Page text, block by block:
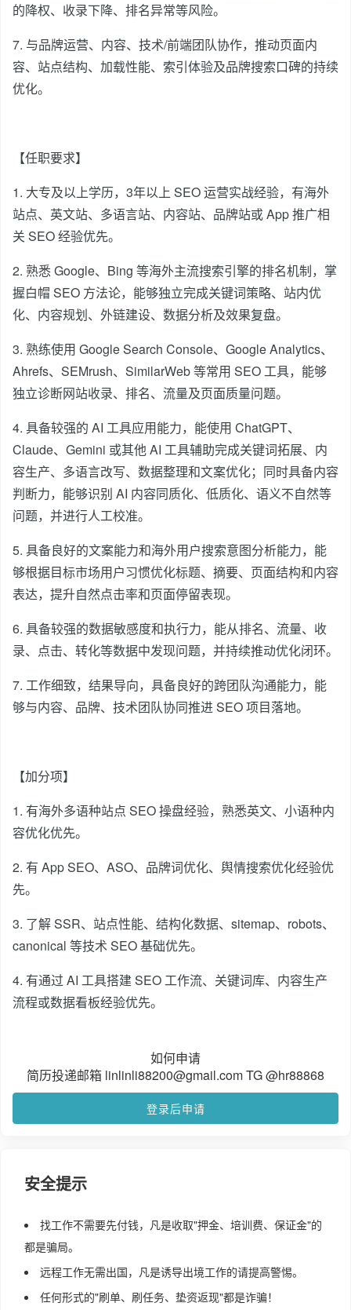
的降权、收录下降、排名异常等风险。
7. 与品牌运营、内容、技术/前端团队协作，推动页面内
容、站点结构、加载性能、索引体验及品牌搜索口碑的持续
优化。
【任职要求】
1. 大专及以上学历，3年以上 SEO 运营实战经验，有海外
站点、英文站、多语言站、内容站、品牌站或 App 推广相
关 SEO 经验优先。
2. 熟悉 Google、Bing 等海外主流搜索引擎的排名机制，掌
握白帽 SEO 方法论，能够独立完成关键词策略、站内优
化、内容规划、外链建设、数据分析及效果复盘。
3. 熟练使用 Google Search Console、Google Analytics、
Ahrefs、SEMrush、SimilarWeb 等常用 SEO 工具，能够
独立诊断网站收录、排名、流量及页面质量问题。
4. 具备较强的 AI 工具应用能力，能使用 ChatGPT、
Claude、Gemini 或其他 AI 工具辅助完成关键词拓展、内
容生产、多语言改写、数据整理和文案优化；同时具备内容
判断力，能够识别 AI 内容同质化、低质化、语义不自然等
问题，并进行人工校准。
5. 具备良好的文案能力和海外用户搜索意图分析能力，能
够根据目标市场用户习惯优化标题、摘要、页面结构和内容
表达，提升自然点击率和页面停留表现。
6. 具备较强的数据敏感度和执行力，能从排名、流量、收
录、点击、转化等数据中发现问题，并持续推动优化闭环。
7. 工作细致，结果导向，具备良好的跨团队沟通能力，能
够与内容、品牌、技术团队协同推进 SEO 项目落地。
【加分项】
1. 有海外多语种站点 SEO 操盘经验，熟悉英文、小语种内
容优化优先。
2. 有 App SEO、ASO、品牌词优化、舆情搜索优化经验优
先。
3. 了解 SSR、站点性能、结构化数据、sitemap、robots、
canonical 等技术 SEO 基础优先。
4. 有通过 AI 工具搭建 SEO 工作流、关键词库、内容生产
流程或数据看板经验优先。
如何申请
简历投递邮箱 linlinli88200@gmail.com TG @hr88868
登录后申请
安全提示
找工作不需要先付钱，凡是收取"押金、培训费、保证金"的
都是骗局。
远程工作无需出国，凡是诱导出境工作的请提高警惕。
任何形式的"刷单、刷任务、垫资返现"都是诈骗！